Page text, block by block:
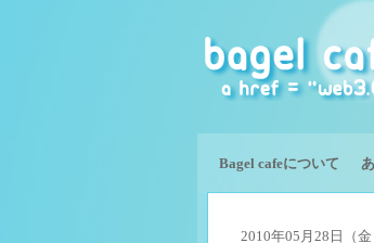
Bagel cafeについて
2010年05月28日（金